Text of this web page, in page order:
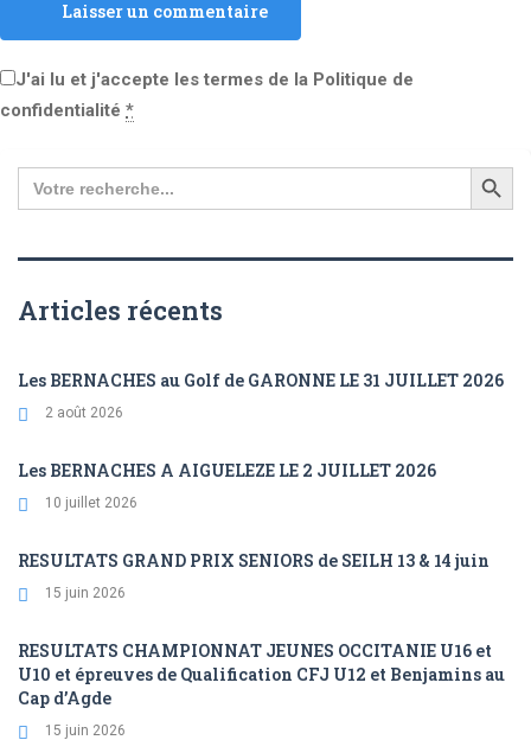
Laisser un commentaire
J'ai lu et j'accepte les termes de la Politique de
confidentialité *
Search
for:
Articles récents
Les BERNACHES au Golf de GARONNE LE 31 JUILLET 2026
2 août 2026
Les BERNACHES A AIGUELEZE LE 2 JUILLET 2026
10 juillet 2026
RESULTATS GRAND PRIX SENIORS de SEILH 13 & 14 juin
15 juin 2026
RESULTATS CHAMPIONNAT JEUNES OCCITANIE U16 et
U10 et épreuves de Qualification CFJ U12 et Benjamins au
Cap d’Agde
15 juin 2026